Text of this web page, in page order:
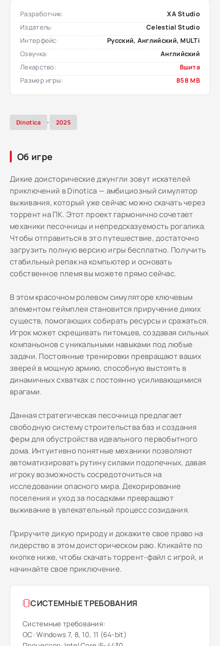
Разработчик:
XA Studio
Издатель:
Celestial Studio
Интерфейс:
Русский, Английский, MULTi
Озвучка:
Английский
Лекарство:
Вшита
Размер игры:
858 MB
Dinotica , 2025
Об игре
Дикие доисторические джунгли зовут искателей
приключений в Dinotica — амбициозный симулятор
выживания, который уже сейчас можно скачать через
торрент на ПК. Этот проект гармонично сочетает
механики песочницы и непредсказуемость рогалика.
Чтобы отправиться в это путешествие, достаточно
загрузить полную версию игры бесплатно. Получить
стабильный репак на компьютер и основать
собственное племя вы можете прямо сейчас.
В этом красочном ролевом симуляторе ключевым
элементом геймплея становится приручение диких
существ, помогающих собирать ресурсы и сражаться.
Игрок может скрещивать питомцев, создавая сильных
компаньонов с уникальными навыками под любые
задачи. Постоянные тренировки превращают ваших
зверей в мощную армию, способную выстоять в
динамичных схватках с постоянно усиливающимися
врагами.
Данная стратегическая песочница предлагает
свободную систему строительства баз и создания
ферм для обустройства идеального первобытного
дома. Интуитивно понятные механики позволяют
автоматизировать рутину силами подопечных, давая
игроку возможность сосредоточиться на
исследовании опасного мира. Декорирование
поселения и уход за посадками превращают
выживание в увлекательный процесс созидания.
Приручите дикую природу и докажите свое право на
лидерство в этом доисторическом раю. Кликайте по
кнопке ниже, чтобы скачать торрент-файл с игрой, и
начинайте свое приключение.
СИСТЕМНЫЕ ТРЕБОВАНИЯ
Системные требования:
ОС: Windows 7, 8, 10, 11 (64-bit)